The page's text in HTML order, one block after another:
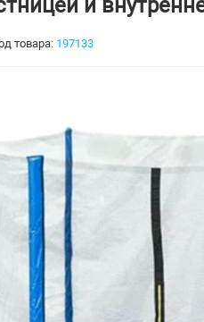
и
товара: 197133